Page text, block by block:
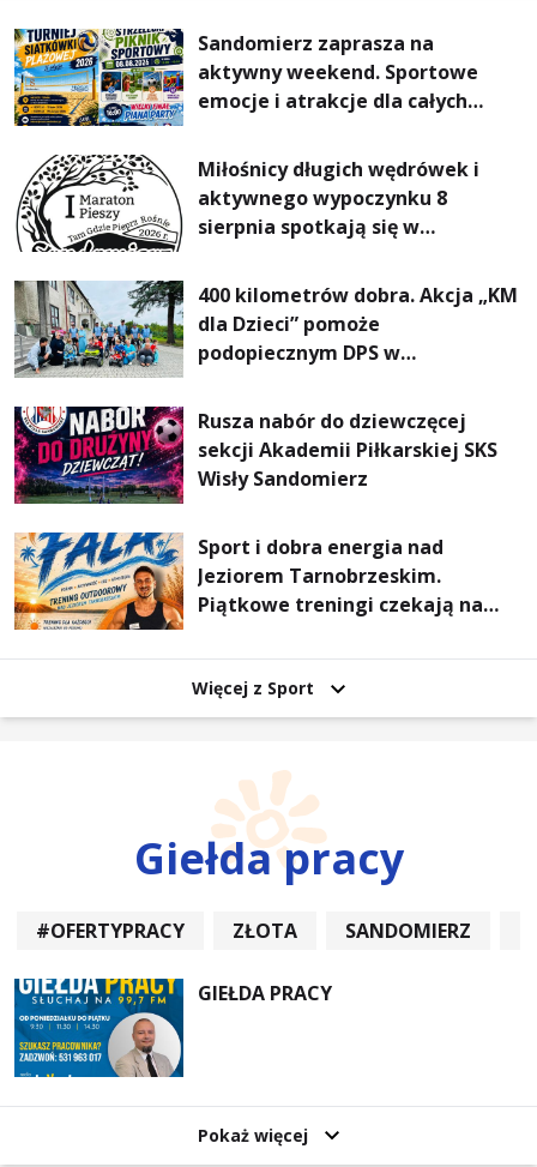
Sandomierz zaprasza na
aktywny weekend. Sportowe
emocje i atrakcje dla całych
Miłośnicy długich wędrówek i
aktywnego wypoczynku 8
sierpnia spotkają się w
Pieszym „Tam Gdzie Pieprz
Rośnie”
400 kilometrów dobra. Akcja „KM
dla Dzieci” pomoże
podopiecznym DPS w
Rusza nabór do dziewczęcej
sekcji Akademii Piłkarskiej SKS
Wisły Sandomierz
Sport i dobra energia nad
Jeziorem Tarnobrzeskim.
Piątkowe treningi czekają na
Więcej z Sport
Giełda pracy
#OFERTYPRACY ZŁOTA SANDOMIERZ
GIEŁDA PRACY
Pokaż więcej